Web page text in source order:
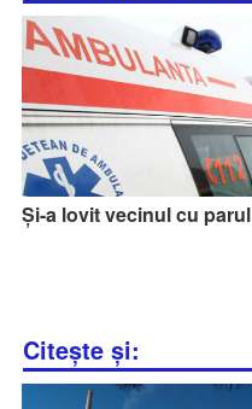
Și-a lovit vecinul cu parul
Citește și: